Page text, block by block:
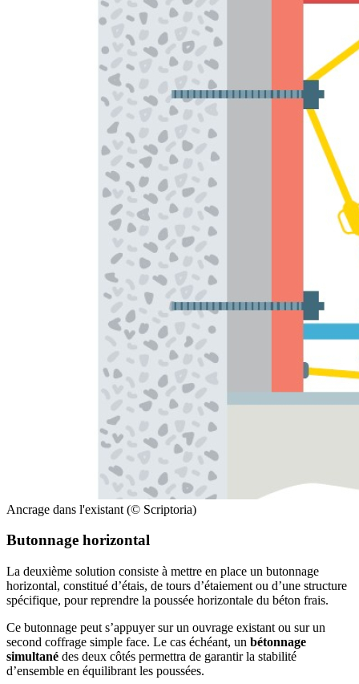
Ancrage dans l'existant (© Scriptoria)
Butonnage horizontal
La deuxième solution consiste à mettre en place un butonnage
horizontal, constitué d’étais, de tours d’étaiement ou d’une structure
spécifique, pour reprendre la poussée horizontale du béton frais.
Ce butonnage peut s’appuyer sur un ouvrage existant ou sur un
second coffrage simple face. Le cas échéant, un bétonnage
simultané des deux côtés permettra de garantir la stabilité
d’ensemble en équilibrant les poussées.